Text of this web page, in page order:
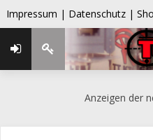
Impressum | Datenschutz |
Anzeigen der